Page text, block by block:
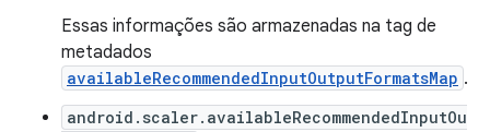
Essas informações são armazenadas na tag de
metadados
availableRecommendedInputOutputFormatsMap .
android.scaler.availableRecommendedInputOu